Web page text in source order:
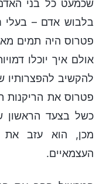
שכמעט כל בני
בלבוש אדם – בעלי
פטרוס היה תמים
אולם איך יוכלו
להקשיב
פטרוס את הריקנות
כשל בצעד הראשון
מכן, הוא עזב את
העצמאיים.